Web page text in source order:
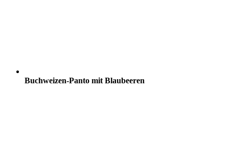
Buchweizen-Panto mit Blaubeeren